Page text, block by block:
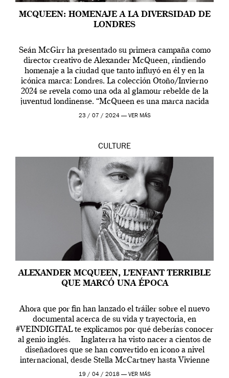
MCQUEEN: HOMENAJE A LA DIVERSIDAD DE
LONDRES
Seán McGirr ha presentado su primera campaña como
director creativo de Alexander McQueen, rindiendo
homenaje a la ciudad que tanto influyó en él y en la
icónica marca: Londres. La colección Otoño/Invierno
2024 se revela como una oda al glamour rebelde de la
juventud londinense. “McQueen es una marca nacida
en Londres y siempre ha […]
23 / 07 / 2024 — VER MÁS
CULTURE
ALEXANDER MCQUEEN, L’ENFANT TERRIBLE
QUE MARCÓ UNA ÉPOCA
Ahora que por fin han lanzado el tráiler sobre el nuevo
documental acerca de su vida y trayectoria, en
#VEINDIGITAL te explicamos por qué deberías conocer
al genio inglés. Inglaterra ha visto nacer a cientos de
diseñadores que se han convertido en icono a nivel
internacional, desde Stella McCartney hasta Vivienne
Westwood pasando […]
19 / 04 / 2018 — VER MÁS